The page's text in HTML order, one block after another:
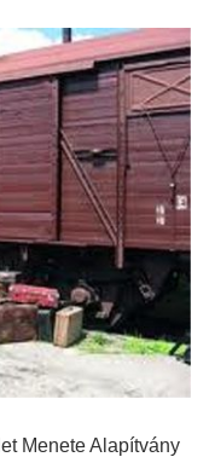
Menete Alapítvány